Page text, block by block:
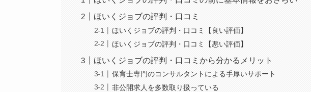
ほいくジョブの評判・口コミ
ほいくジョブの評判・口コミ【良い評価】
ほいくジョブの評判・口コミ【悪い評価】
ほいくジョブの評判・口コミから分かるメリット
保育士専門のコンサルタントによる手厚いサポート
非公開求人を多数取り扱っている